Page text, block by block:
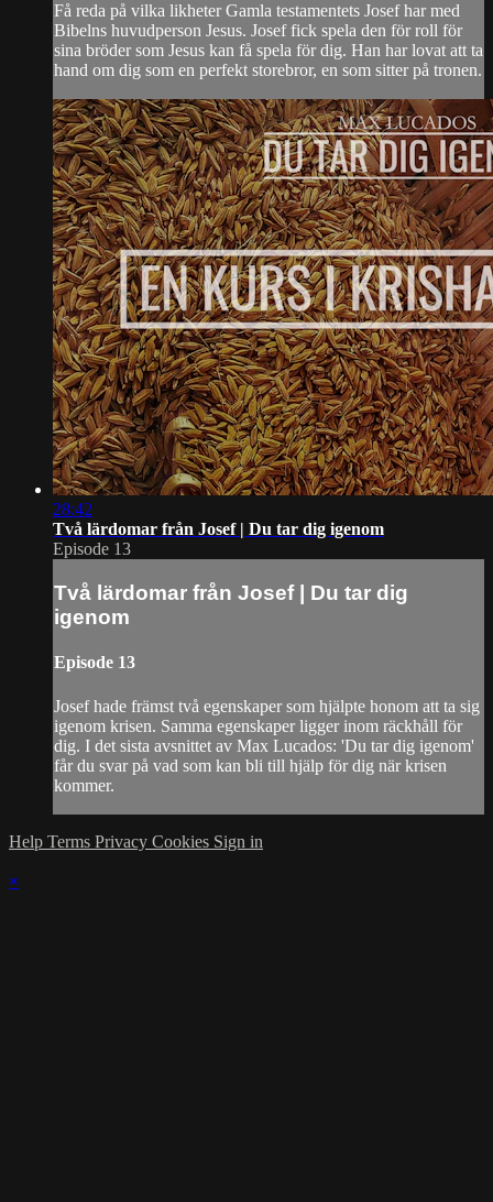
Få reda på vilka likheter Gamla testamentets Josef har med
Bibelns huvudperson Jesus. Josef fick spela den för roll för
sina bröder som Jesus kan få spela för dig. Han har lovat att ta
hand om dig som en perfekt storebror, en som sitter på tronen.
28:42
Två lärdomar från Josef | Du tar dig igenom
Episode 13
Två lärdomar från Josef | Du tar dig
igenom
Episode 13
Josef hade främst två egenskaper som hjälpte honom att ta sig
igenom krisen. Samma egenskaper ligger inom räckhåll för
dig. I det sista avsnittet av Max Lucados: 'Du tar dig igenom'
får du svar på vad som kan bli till hjälp för dig när krisen
kommer.
Help Terms Privacy Cookies Sign in
×